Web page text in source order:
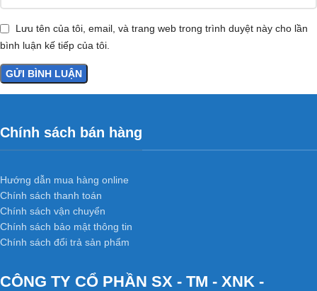
Lưu tên của tôi, email, và trang web trong trình duyệt này cho lần
bình luận kế tiếp của tôi.
Chính sách bán hàng
Hướng dẫn mua hàng online
Chính sách thanh toán
Chính sách vận chuyển
Chính sách bảo mật thông tin
Chính sách đổi trả sản phẩm
CÔNG TY CỔ PHẦN SX - TM - XNK -